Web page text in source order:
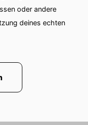
oder andere
deines echten